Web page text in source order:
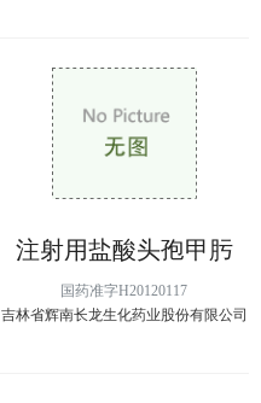
注射用盐酸头孢甲肟
国药准字H20120117
吉林省辉南长龙生化药业股份有限公司